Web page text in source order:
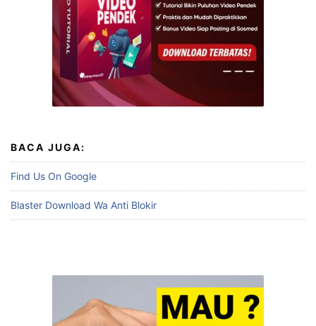
BACA JUGA:
Find Us On Google
Blaster Download Wa Anti Blokir